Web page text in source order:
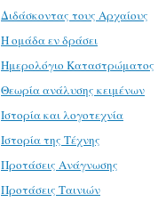
Διδάσκοντας τους Αρχαίους
Η ομάδα εν δράσει
Ημερολόγιο Καταστρώματος
Θεωρία ανάλυσης κειμένων
Ιστορία και λογοτεχνία
Ιστορία της Τέχνης
Προτάσεις Ανάγνωσης
Προτάσεις Ταινιών